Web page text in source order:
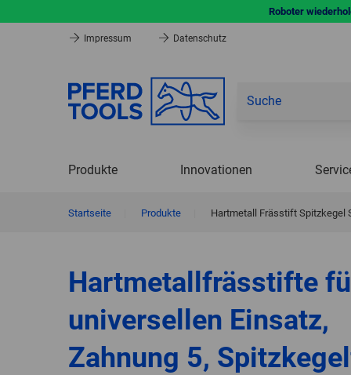
Roboter
Impressum Datenschutz
Produkte Innovationen
Startseite Produkte Hartmetall Frässtift Spitzkegel
Hartmetallfrässtifte
universellen Einsatz,
Zahnung 5,